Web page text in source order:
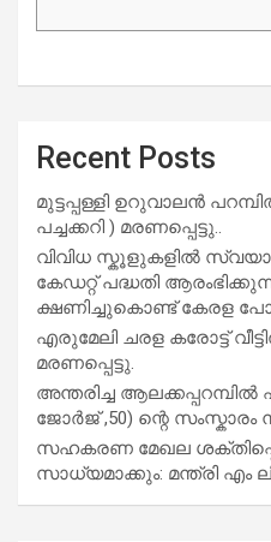
Recent Posts
മുട്ടപ്പള്ളി ഉറുവാലൻ
പച്ചക്കറി ) മരണപ്പെട്ടു..
വിവിധ സ്കൂളുകളില്‍
കേഡറ്റ് പദ്ധതി
ക്ഷണിച്ചുകൊണ്ട് കേരള
എരുമേലി ചരള കരോട്ട്
മരണപ്പെട്ടു.
അന്തരിച്ച
ജോർജ് ,50) ന്റെ സംസ്കാരം
സഹകരണ മേഖല
സാധ്യമാക്കും: മന്ത്രി എം